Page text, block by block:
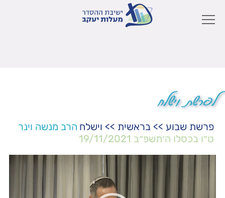
לפרשת וישלח
פרשת שבוע >> בראשית >> וישלח הרב מנשה וינר
ט״ו בכסלו ה׳תשפ״ב 19/11/2021
נגן